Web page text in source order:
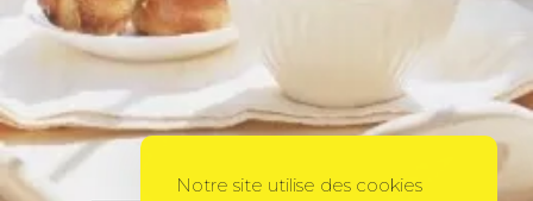
Notre site utilise des cookies